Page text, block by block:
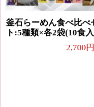
釜石らーめん食べ比べ
ト:5種類×各2袋(10食
2,700